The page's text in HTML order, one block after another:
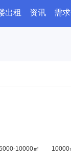
出租 资讯 需
10000㎡ 10000